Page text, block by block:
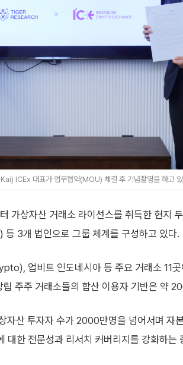
ICEx 대표가 업무협약(MOU) 체결 후 기념촬영을 하고
가상자산 거래소 라이선스를 취득한 현지
3개 법인으로 그룹 체계를 구성하고 있다.
업비트 인도네시아 등 주요 거래소 11곳
주주 거래소들의 합산 이용자 기반은 약
자산 투자자 수가 2000만명을 넘어서며 자
대한 전문성과 리서치 커버리지를 강화하는